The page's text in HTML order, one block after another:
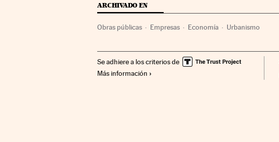
ARCHIVADO EN
Obras públicas Empresas Economía Urbanismo
Se adhiere a los criterios de
Más información